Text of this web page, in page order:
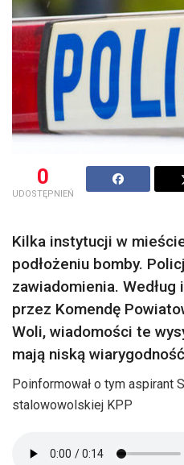
0
UDOSTĘPNIEŃ
Kilka instytucji w
podłożeniu bomby.
zawiadomienia.
przez Komendę
Woli, wiadomości te
mają niską
Poinformował o tym aspirant
stalowowolskiej KPP